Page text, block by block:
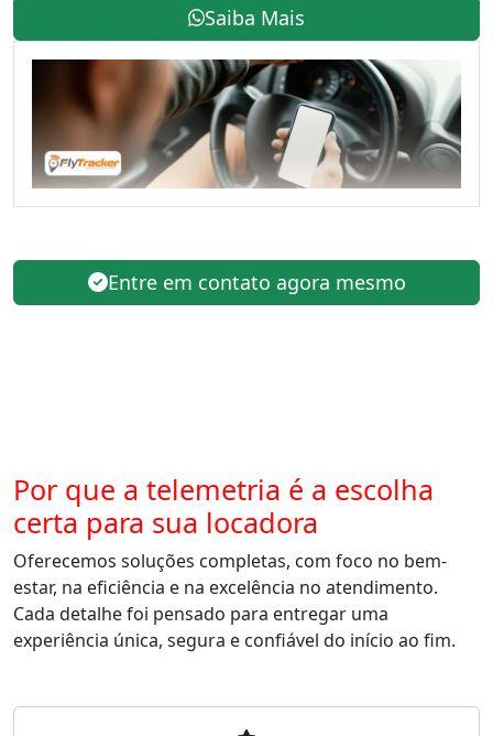
Saiba Mais
Entre em contato agora mesmo
Por que a telemetria é a escolha
certa para sua locadora
Oferecemos soluções completas, com foco no bem-
estar, na eficiência e na excelência no atendimento.
Cada detalhe foi pensado para entregar uma
experiência única, segura e confiável do início ao fim.